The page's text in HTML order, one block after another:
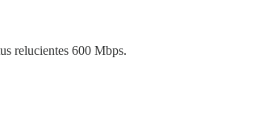
relucientes 600 Mbps.